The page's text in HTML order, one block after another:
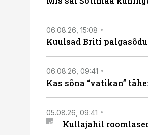
06.08.26, 15:08
Kuulsad Briti
06.08.26, 09:41
Kas sõna “vatikan”
05.08.26, 09:41
Kullajahil